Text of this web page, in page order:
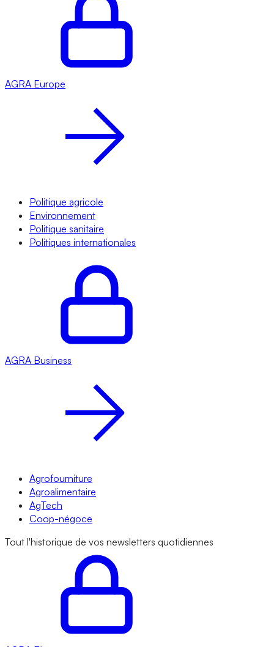
AGRA Europe
Politique agricole
Environnement
Politique sanitaire
Politiques internationales
AGRA Business
Agrofourniture
Agroalimentaire
AgTech
Coop-négoce
Tout l'historique de vos newsletters quotidiennes